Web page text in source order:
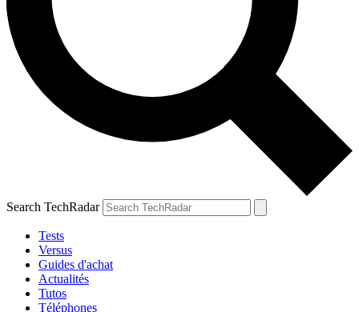
Search TechRadar
Tests
Versus
Guides d'achat
Actualités
Tutos
Téléphones